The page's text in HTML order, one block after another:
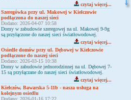
czytaj więcej...
Szeregówka przy ul. Makowej w Kiełczowie
podłączona do naszej sieci
Dodano: 2026-04-07 10:58
Domy w zabudowie szeregowej na ul. Makowej 9-9g
są przyłączone do naszej sieci światłowodowej.
czytaj więcej...
Osiedle domów przy ul. Dębowej w Kiełczowie
podłączone do naszej sieci
Dodano: 2026-03-15 10:38
Domy w zabudowie jednorodzinnej na ul. Dębowej 7-
15 są przyłączane do naszej sieci światłowodowej.
czytaj więcej...
Kiełczów, Bawarska 5-11b - nasza usługa na
kolejnym osiedlu
Dodano: 2026-01-16 17:22